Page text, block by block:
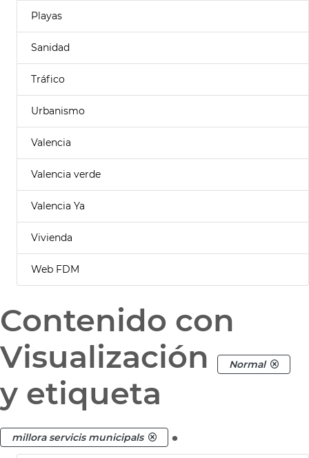
Playas
Sanidad
Tráfico
Urbanismo
Valencia
Valencia verde
Valencia Ya
Vivienda
Web FDM
Contenido con
Visualización
Normal
y etiqueta
millora servicis municipals .